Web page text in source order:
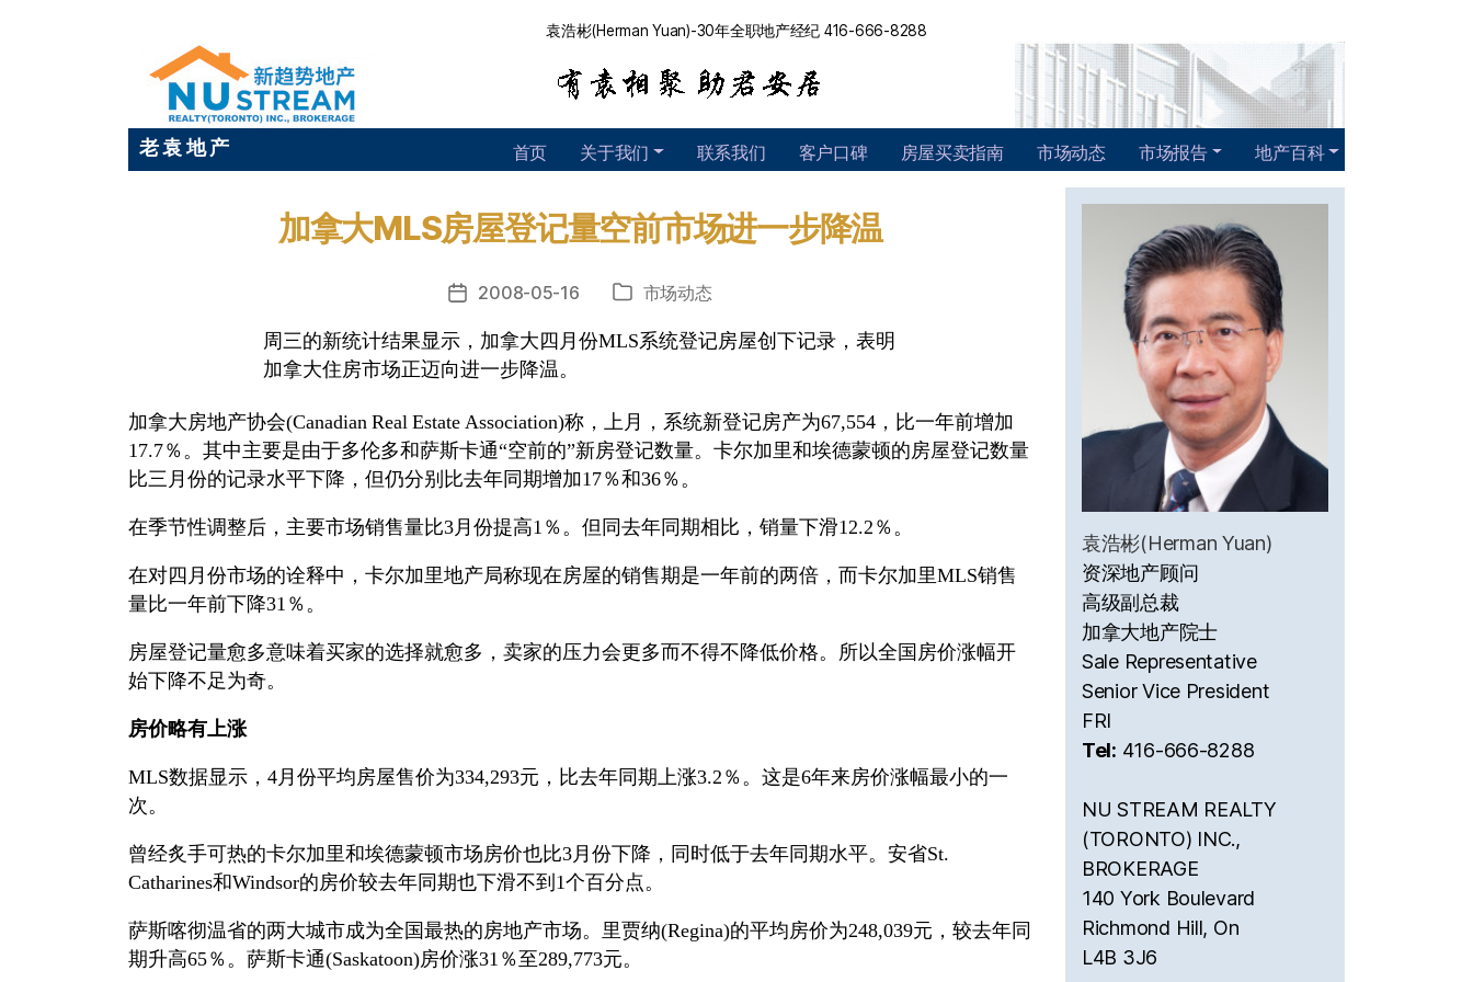
袁浩彬(Herman Yuan)-30年全职地产经纪 416-666-8288
老 袁 地 产 首页 关于我们 联系我们 客户口碑 房屋买卖指南 市场动态 市场报告 地产百科
加拿大MLS房屋登记量空前市场进一步降温
发
日
期
2008-05-16
分 市场动态
周三的新统计结果显示，加拿大四月份MLS系统登记房屋创下记录，表明
加拿大住房市场正迈向进一步降温。
加拿大房地产协会(Canadian Real Estate Association)称，上月，系统新登记房产为67,554，比一年前增加
17.7％。其中主要是由于多伦多和萨斯卡通“空前的”新房登记数量。卡尔加里和埃德蒙顿的房屋登记数量
比三月份的记录水平下降，但仍分别比去年同期增加17％和36％。
在季节性调整后，主要市场销售量比3月份提高1％。但同去年同期相比，销量下滑12.2％。
在对四月份市场的诠释中，卡尔加里地产局称现在房屋的销售期是一年前的两倍，而卡尔加里MLS销售
量比一年前下降31％。
房屋登记量愈多意味着买家的选择就愈多，卖家的压力会更多而不得不降低价格。所以全国房价涨幅开
始下降不足为奇。
房价略有上涨
MLS数据显示，4月份平均房屋售价为334,293元，比去年同期上涨3.2％。这是6年来房价涨幅最小的一
次。
曾经炙手可热的卡尔加里和埃德蒙顿市场房价也比3月份下降，同时低于去年同期水平。安省St.
Catharines和Windsor的房价较去年同期也下滑不到1个百分点。
萨斯喀彻温省的两大城市成为全国最热的房地产市场。里贾纳(Regina)的平均房价为248,039元，较去年同
期升高65％。萨斯卡通(Saskatoon)房价涨31％至289,773元。
袁浩彬(Herman Yuan)
资深地产顾问
高级副总裁
加拿大地产院士
Sale Representative
Senior Vice President
FRI
Tel: 416-666-8288
NU STREAM REALTY
(TORONTO) INC.,
BROKERAGE
140 York Boulevard
Richmond Hill, On
L4B 3J6